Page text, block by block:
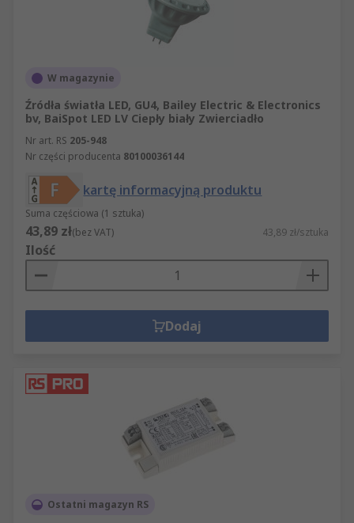
W magazynie
Źródła światła LED, GU4, Bailey Electric & Electronics
bv, BaiSpot LED LV Ciepły biały Zwierciadło
Nr art. RS 205-948
Nr części producenta 80100036144
kartę informacyjną produktu
Suma częściowa (1 sztuka)
43,89 zł(bez VAT) 43,89 zł/sztuka
Ilość
Dodaj
Ostatni magazyn RS